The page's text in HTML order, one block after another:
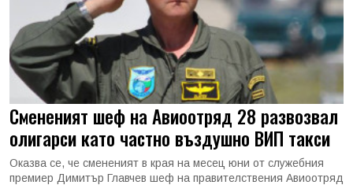
Смененият шеф на Авиоотряд 28 развозвал
олигарси като частно въздушно ВИП такси
Оказва се, че смененият в края на месец юни от служебния
премиер Димитър Главчев шеф на правителствения Авиоотряд